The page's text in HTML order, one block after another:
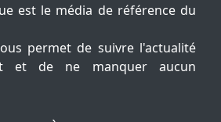
est le média de référence du
permet de suivre l'actualité
et de ne manquer aucun